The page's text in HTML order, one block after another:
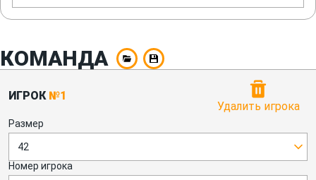
КОМАНДА
ИГРОК №1
Удалить игрока
Размер
42
Номер игрока